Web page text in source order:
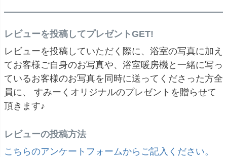
レビューを投稿してプレゼントGET!
レビューを投稿していただく際に、浴室の写真に加え
てお客様ご自身のお写真や、浴室暖房機と一緒に写っ
ているお客様のお写真を同時に送ってくださった方全
員に、 すみーくオリジナルのプレゼントを贈らせて
頂きます♪
レビューの投稿方法
こちらのアンケートフォームからご記入ください。